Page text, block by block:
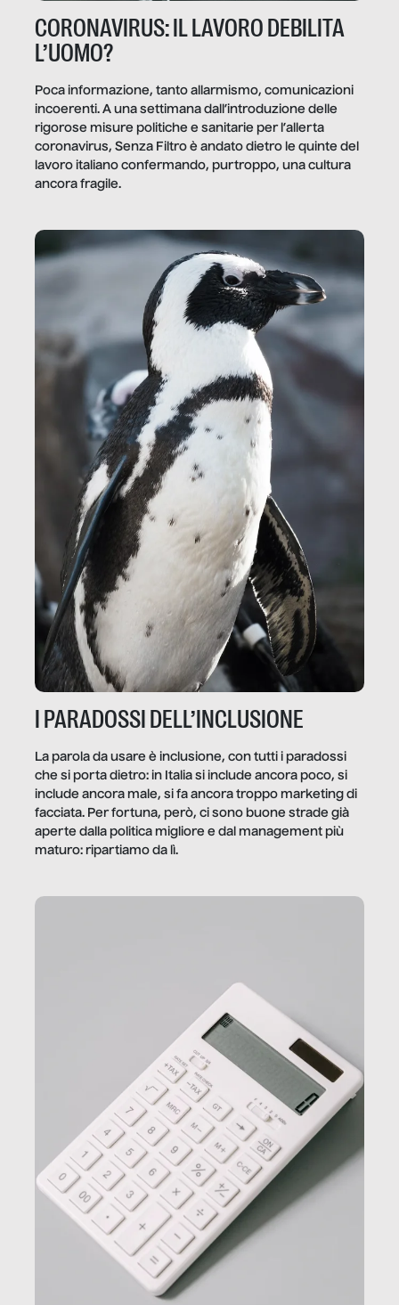
CORONAVIRUS: IL LAVORO DEBILITA
L’UOMO?
Poca informazione, tanto allarmismo, comunicazioni
incoerenti. A una settimana dall’introduzione delle
rigorose misure politiche e sanitarie per l’allerta
coronavirus, Senza Filtro è andato dietro le quinte del
lavoro italiano confermando, purtroppo, una cultura
ancora fragile.
I PARADOSSI DELL’INCLUSIONE
La parola da usare è inclusione, con tutti i paradossi
che si porta dietro: in Italia si include ancora poco, si
include ancora male, si fa ancora troppo marketing di
facciata. Per fortuna, però, ci sono buone strade già
aperte dalla politica migliore e dal management più
maturo: ripartiamo da lì.